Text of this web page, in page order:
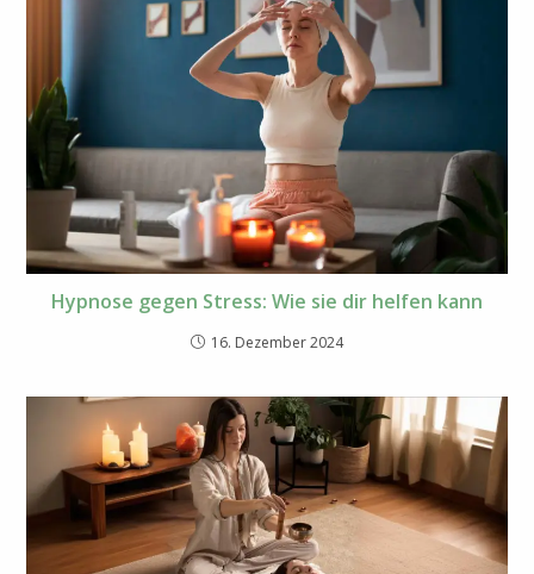
Hypnose gegen Stress: Wie sie dir helfen kann
16. Dezember 2024